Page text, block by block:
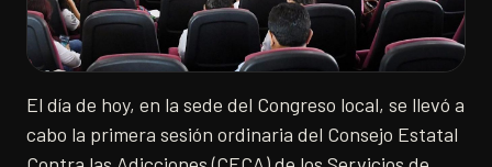
El día de hoy, en la sede del Congreso local, se llevó a
cabo la primera sesión ordinaria del Consejo Estatal